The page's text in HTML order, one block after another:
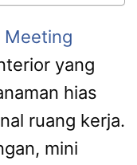
Meeting
yang
hias
ruang kerja.
mini